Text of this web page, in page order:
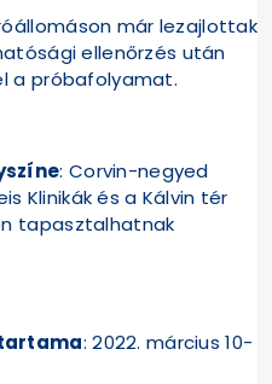
már lezajlottak
ellenőrzés után
a próbafolyamat.
: Corvin-negyed
Klinikák és a Kálvin tér
tapasztalhatnak
: 2022. március 10-